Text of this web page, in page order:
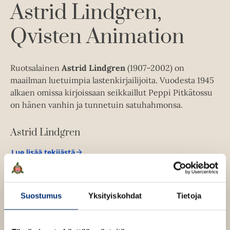
Suostumus Yksityiskohdat Tietoja
u
e
a
u
u
t
e
n
v
l
l
e
Astrid Lindgren
Qvisten Animation
Ruotsalainen Astrid Lindgren (1907–2002) on
maailman luetuimpia lastenkirjailijoita. Vuodesta 1945
alkaen omissa kirjoissaan seikkaillut Peppi Pitkätossu
on hänen vanhin ja tunnetuin satuhahmonsa.
Astrid Lindgren
Lue lisää tekijästä
A
s
t
L